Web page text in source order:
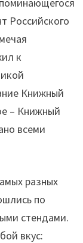
Российского
к
Книжный
– Книжный
всеми
разных
по
стендами.
вкус: